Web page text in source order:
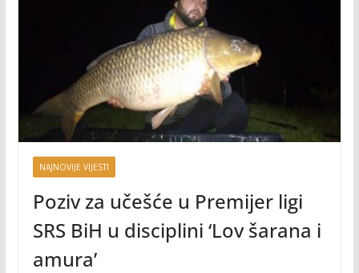
NAJNOVIJE VIJESTI
Poziv za učešće u Premijer ligi
SRS BiH u disciplini ‘Lov šarana i
amura’